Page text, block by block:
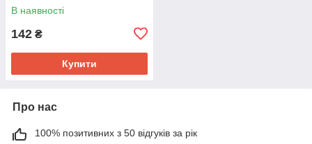
В наявності
142 ₴
Купити
Про нас
100% позитивних з 50 відгуків за рік